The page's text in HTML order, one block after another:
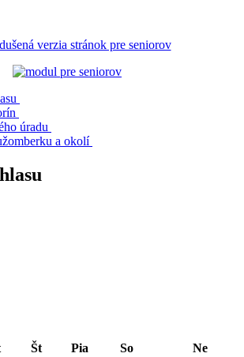
verzia stránok pre seniorov
úradu
a okolí
Št Pia So Ne